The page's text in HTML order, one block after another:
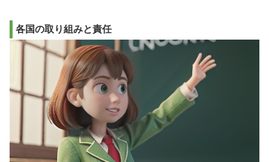
各国の取り組みと責任